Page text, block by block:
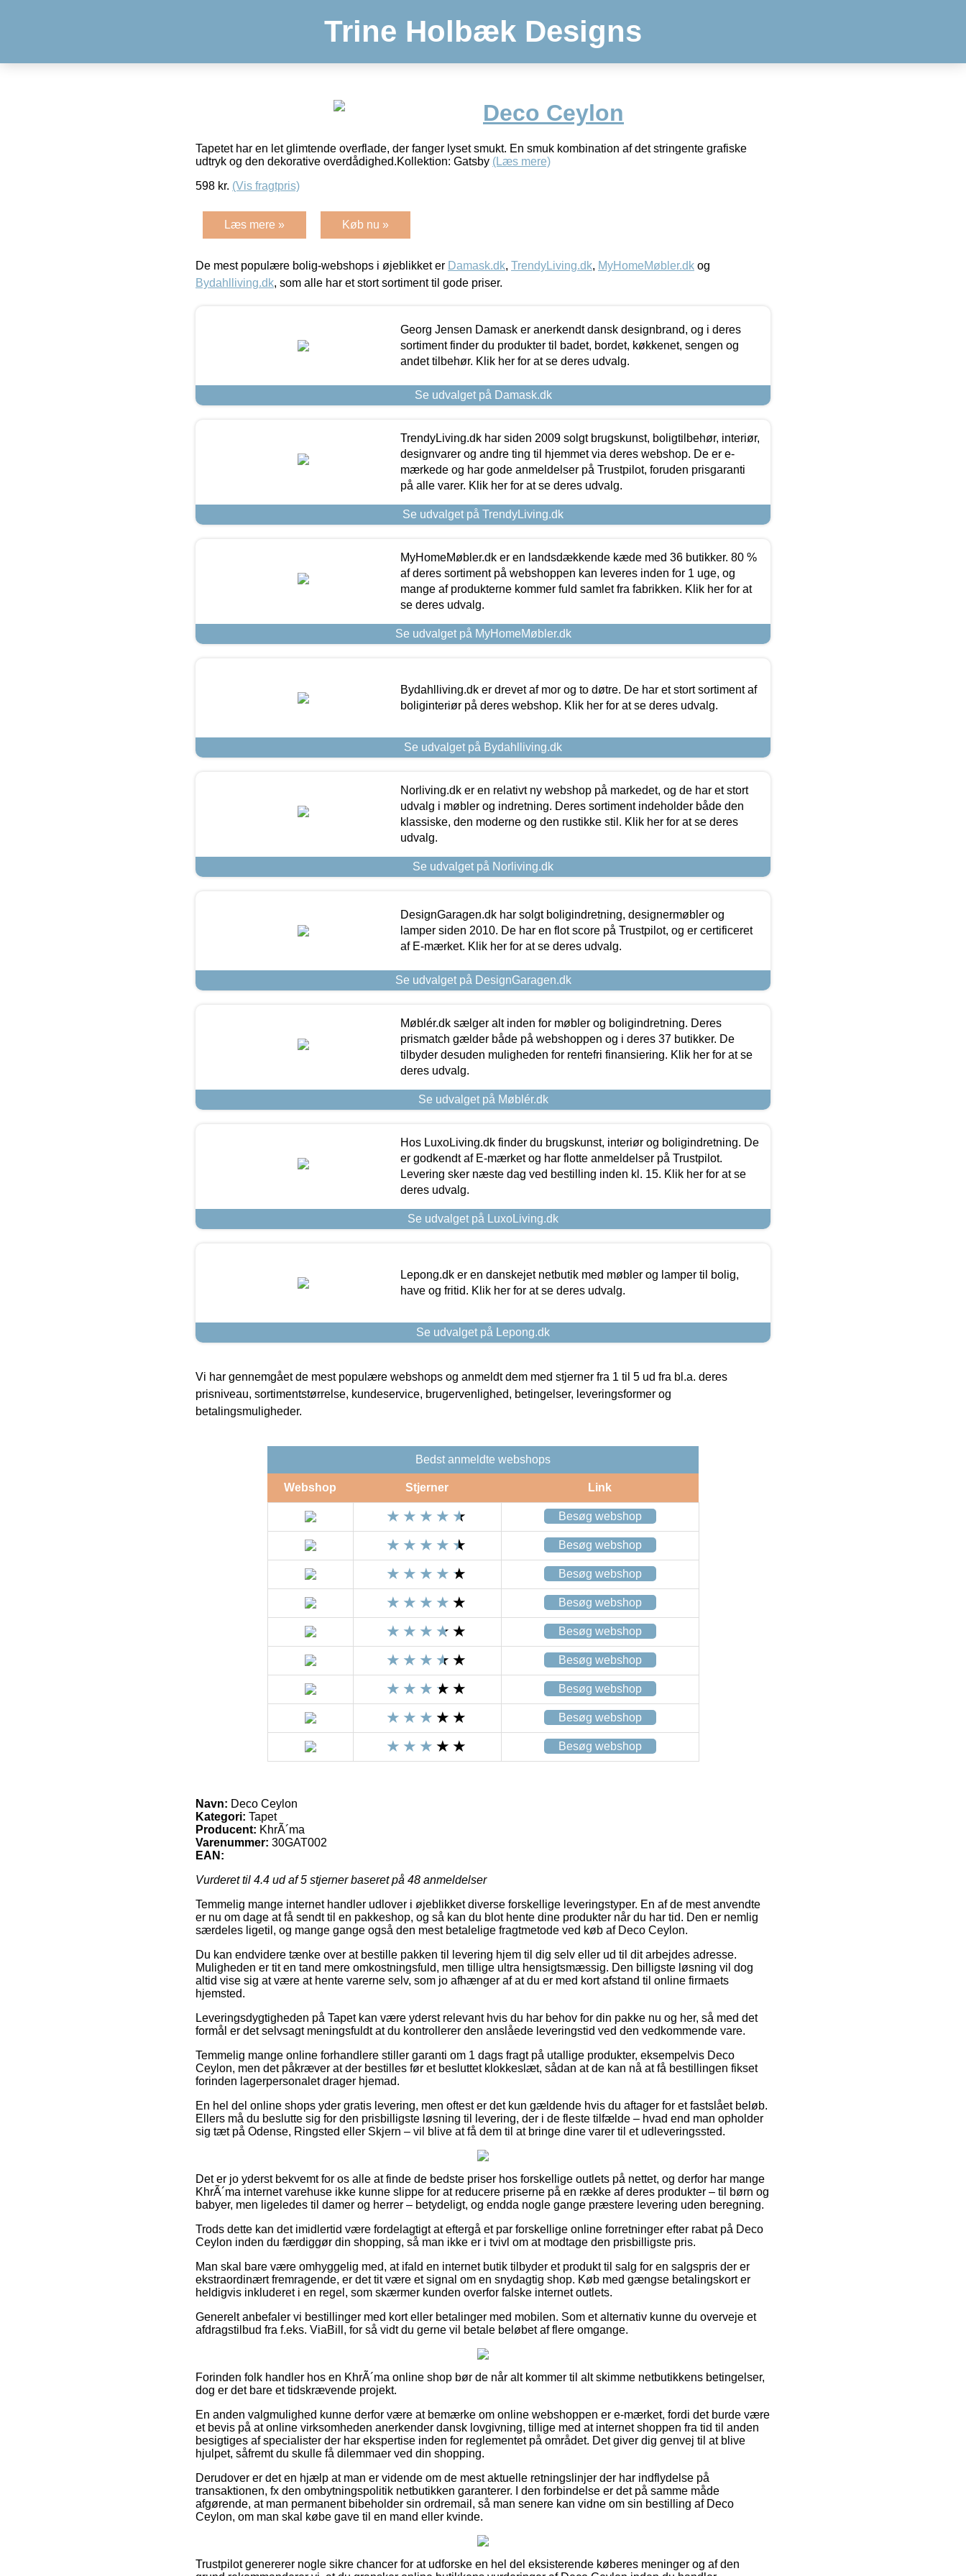
Trine Holbæk Designs
Deco Ceylon
Tapetet har en let glimtende overflade, der fanger lyset smukt. En smuk kombination af det stringente grafiske
udtryk og den dekorative overdådighed.Kollektion: Gatsby (Læs mere)
598 kr. (Vis fragtpris)
Læs mere » Køb nu »
De mest populære bolig-webshops i øjeblikket er Damask.dk, TrendyLiving.dk, MyHomeMøbler.dk og
Bydahlliving.dk, som alle har et stort sortiment til gode priser.
Georg Jensen Damask er anerkendt dansk designbrand, og i deres
sortiment finder du produkter til badet, bordet, køkkenet, sengen og
andet tilbehør. Klik her for at se deres udvalg.
Se udvalget på Damask.dk
TrendyLiving.dk har siden 2009 solgt brugskunst, boligtilbehør, interiør,
designvarer og andre ting til hjemmet via deres webshop. De er e-
mærkede og har gode anmeldelser på Trustpilot, foruden prisgaranti
på alle varer. Klik her for at se deres udvalg.
Se udvalget på TrendyLiving.dk
MyHomeMøbler.dk er en landsdækkende kæde med 36 butikker. 80 %
af deres sortiment på webshoppen kan leveres inden for 1 uge, og
mange af produkterne kommer fuld samlet fra fabrikken. Klik her for at
se deres udvalg.
Se udvalget på MyHomeMøbler.dk
Bydahlliving.dk er drevet af mor og to døtre. De har et stort sortiment af
boliginteriør på deres webshop. Klik her for at se deres udvalg.
Se udvalget på Bydahlliving.dk
Norliving.dk er en relativt ny webshop på markedet, og de har et stort
udvalg i møbler og indretning. Deres sortiment indeholder både den
klassiske, den moderne og den rustikke stil. Klik her for at se deres
udvalg.
Se udvalget på Norliving.dk
DesignGaragen.dk har solgt boligindretning, designermøbler og
lamper siden 2010. De har en flot score på Trustpilot, og er certificeret
af E-mærket. Klik her for at se deres udvalg.
Se udvalget på DesignGaragen.dk
Møblér.dk sælger alt inden for møbler og boligindretning. Deres
prismatch gælder både på webshoppen og i deres 37 butikker. De
tilbyder desuden muligheden for rentefri finansiering. Klik her for at se
deres udvalg.
Se udvalget på Møblér.dk
Hos LuxoLiving.dk finder du brugskunst, interiør og boligindretning. De
er godkendt af E-mærket og har flotte anmeldelser på Trustpilot.
Levering sker næste dag ved bestilling inden kl. 15. Klik her for at se
deres udvalg.
Se udvalget på LuxoLiving.dk
Lepong.dk er en danskejet netbutik med møbler og lamper til bolig,
have og fritid. Klik her for at se deres udvalg.
Se udvalget på Lepong.dk
Vi har gennemgået de mest populære webshops og anmeldt dem med stjerner fra 1 til 5 ud fra bl.a. deres
prisniveau, sortimentstørrelse, kundeservice, brugervenlighed, betingelser, leveringsformer og
betalingsmuligheder.
Bedst anmeldte webshops
Webshop Stjerner Link
Besøg webshop
Besøg webshop
Besøg webshop
Besøg webshop
Besøg webshop
Besøg webshop
Besøg webshop
Besøg webshop
Besøg webshop
Navn: Deco Ceylon
Kategori: Tapet
Producent: KhrÃ´ma
Varenummer: 30GAT002
EAN:
Vurderet til 4.4 ud af 5 stjerner baseret på 48 anmeldelser
Temmelig mange internet handler udlover i øjeblikket diverse forskellige leveringstyper. En af de mest anvendte
er nu om dage at få sendt til en pakkeshop, og så kan du blot hente dine produkter når du har tid. Den er nemlig
særdeles ligetil, og mange gange også den mest betalelige fragtmetode ved køb af Deco Ceylon.
Du kan endvidere tænke over at bestille pakken til levering hjem til dig selv eller ud til dit arbejdes adresse.
Muligheden er tit en tand mere omkostningsfuld, men tillige ultra hensigtsmæssig. Den billigste løsning vil dog
altid vise sig at være at hente varerne selv, som jo afhænger af at du er med kort afstand til online firmaets
hjemsted.
Leveringsdygtigheden på Tapet kan være yderst relevant hvis du har behov for din pakke nu og her, så med det
formål er det selvsagt meningsfuldt at du kontrollerer den anslåede leveringstid ved den vedkommende vare.
Temmelig mange online forhandlere stiller garanti om 1 dags fragt på utallige produkter, eksempelvis Deco
Ceylon, men det påkræver at der bestilles før et besluttet klokkeslæt, sådan at de kan nå at få bestillingen fikset
forinden lagerpersonalet drager hjemad.
En hel del online shops yder gratis levering, men oftest er det kun gældende hvis du aftager for et fastslået beløb.
Ellers må du beslutte sig for den prisbilligste løsning til levering, der i de fleste tilfælde – hvad end man opholder
sig tæt på Odense, Ringsted eller Skjern – vil blive at få dem til at bringe dine varer til et udleveringssted.
Det er jo yderst bekvemt for os alle at finde de bedste priser hos forskellige outlets på nettet, og derfor har mange
KhrÃ´ma internet varehuse ikke kunne slippe for at reducere priserne på en række af deres produkter – til børn og
babyer, men ligeledes til damer og herrer – betydeligt, og endda nogle gange præstere levering uden beregning.
Trods dette kan det imidlertid være fordelagtigt at eftergå et par forskellige online forretninger efter rabat på Deco
Ceylon inden du færdiggør din shopping, så man ikke er i tvivl om at modtage den prisbilligste pris.
Man skal bare være omhyggelig med, at ifald en internet butik tilbyder et produkt til salg for en salgspris der er
ekstraordinært fremragende, er det tit være et signal om en snydagtig shop. Køb med gængse betalingskort er
heldigvis inkluderet i en regel, som skærmer kunden overfor falske internet outlets.
Generelt anbefaler vi bestillinger med kort eller betalinger med mobilen. Som et alternativ kunne du overveje et
afdragstilbud fra f.eks. ViaBill, for så vidt du gerne vil betale beløbet af flere omgange.
Forinden folk handler hos en KhrÃ´ma online shop bør de når alt kommer til alt skimme netbutikkens betingelser,
dog er det bare et tidskrævende projekt.
En anden valgmulighed kunne derfor være at bemærke om online webshoppen er e-mærket, fordi det burde være
et bevis på at online virksomheden anerkender dansk lovgivning, tillige med at internet shoppen fra tid til anden
besigtiges af specialister der har ekspertise inden for reglementet på området. Det giver dig genvej til at blive
hjulpet, såfremt du skulle få dilemmaer ved din shopping.
Derudover er det en hjælp at man er vidende om de mest aktuelle retningslinjer der har indflydelse på
transaktionen, fx den ombytningspolitik netbutikken garanterer. I den forbindelse er det på samme måde
afgørende, at man permanent bibeholder sin ordremail, så man senere kan vidne om sin bestilling af Deco
Ceylon, om man skal købe gave til en mand eller kvinde.
Trustpilot genererer nogle sikre chancer for at udforske en hel del eksisterende køberes meninger og af den